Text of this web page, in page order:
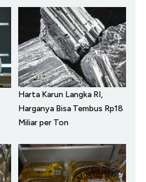
Harta Karun Langka RI,
Harganya Bisa Tembus Rp18
Miliar per Ton